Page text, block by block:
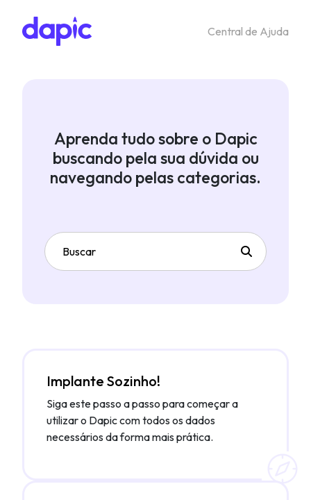
Central de Ajuda
Aprenda tudo sobre o Dapic
buscando pela sua dúvida ou
navegando pelas categorias.
Implante Sozinho!
Siga este passo a passo para começar a
utilizar o Dapic com todos os dados
necessários da forma mais prática.